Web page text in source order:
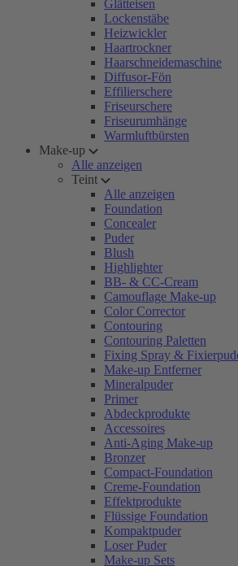
Glätteisen
Lockenstäbe
Heizwickler
Haartrockner
Haarschneidemaschine
Diffusor-Fön
Effilierschere
Friseurschere
Friseurumhänge
Warmluftbürsten
Make-up
Alle anzeigen
Teint
Alle anzeigen
Foundation
Concealer
Puder
Blush
Highlighter
BB- & CC-Cream
Camouflage Make-up
Color Corrector
Contouring
Contouring Paletten
Fixing Spray &
Make-up Entferner
Mineralpuder
Primer
Abdeckprodukte
Accessoires
Anti-Aging Make-up
Bronzer
Compact-Foundation
Creme-Foundation
Effektprodukte
Flüssige Foundation
Kompaktpuder
Loser Puder
Make-up Sets